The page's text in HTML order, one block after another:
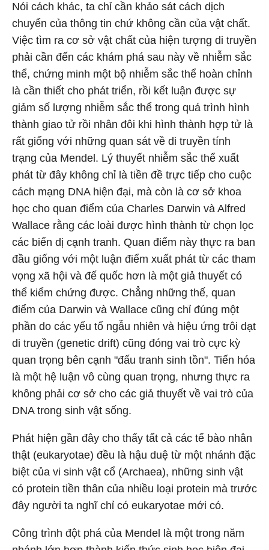
Nói cách khác, ta chỉ cần khảo sát cách dịch
chuyển của thông tin chứ không cần của vật chất.
Việc tìm ra cơ sở vật chất của hiện tượng di truyền
phải cần đến các khám phá sau này về nhiễm sắc
thể, chứng minh một bộ nhiễm sắc thể hoàn chỉnh
là cần thiết cho phát triển, rồi kết luận được sự
giảm số lượng nhiễm sắc thể trong quá trình hình
thành giao tử rồi nhân đôi khi hình thành hợp tử là
rất giống với những quan sát về di truyền tính
trạng của Mendel. Lý thuyết nhiễm sắc thể xuất
phát từ đây không chỉ là tiền đề trực tiếp cho cuộc
cách mạng DNA hiện đại, mà còn là cơ sở khoa
học cho quan điểm của Charles Darwin và Alfred
Wallace rằng các loài được hình thành từ chọn lọc
các biến dị cạnh tranh. Quan điểm này thực ra ban
đầu giống với một luận điểm xuất phát từ các tham
vọng xã hội và đế quốc hơn là một giả thuyết có
thể kiểm chứng được. Chẳng những thế, quan
điểm của Darwin và Wallace cũng chỉ đúng một
phần do các yếu tố ngẫu nhiên và hiệu ứng trôi dạt
di truyền (genetic drift) cũng đóng vai trò cực kỳ
quan trọng bên cạnh "đấu tranh sinh tồn". Tiến hóa
là một hệ luận vô cùng quan trọng, nhưng thực ra
không phải cơ sở cho các giả thuyết về vai trò của
DNA trong sinh vật sống.
Phát hiện gần đây cho thấy tất cả các tế bào nhân
thật (eukaryotae) đều là hậu duệ từ một nhánh đặc
biệt của vi sinh vật cổ (Archaea), những sinh vật
có protein tiền thân của nhiều loại protein mà trước
đây người ta nghĩ chỉ có eukaryotae mới có.
Công trình đột phá của Mendel là một trong năm